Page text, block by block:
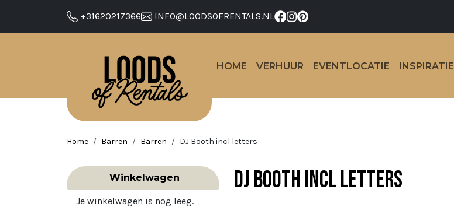
+31620217366 INFO@LOODSOFRENTALS.NL
HOME VERHUUR EVENTLOCATIE INSPIRATIE
Home Barren Barren DJ Booth incl letters
Winkelwagen
Je winkelwagen is nog leeg.
DJ Booth incl letters